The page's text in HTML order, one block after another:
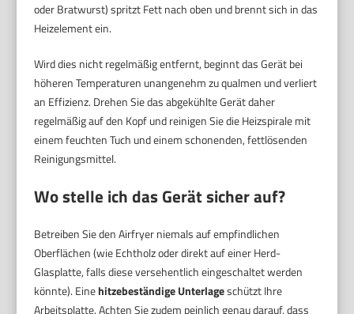
oder Bratwurst) spritzt Fett nach oben und brennt sich in das
Heizelement ein.
Wird dies nicht regelmäßig entfernt, beginnt das Gerät bei
höheren Temperaturen unangenehm zu qualmen und verliert
an Effizienz. Drehen Sie das abgekühlte Gerät daher
regelmäßig auf den Kopf und reinigen Sie die Heizspirale mit
einem feuchten Tuch und einem schonenden, fettlösenden
Reinigungsmittel.
Wo stelle ich das Gerät sicher auf?
Betreiben Sie den Airfryer niemals auf empfindlichen
Oberflächen (wie Echtholz oder direkt auf einer Herd-
Glasplatte, falls diese versehentlich eingeschaltet werden
könnte). Einehitzebeständige Unterlageschützt Ihre
Arbeitsplatte. Achten Sie zudem peinlich genau darauf, dass